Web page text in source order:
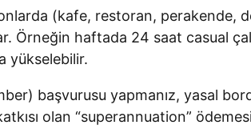
(kafe, restoran, perakende,
Örneğin haftada 24 saat casual
yükselebilir.
başvurusu yapmanız, yasal
olan “superannuation”